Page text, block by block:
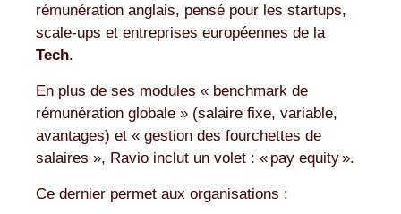
rémunération anglais, pensé pour les startups,
scale-ups et entreprises européennes de la
Tech.
En plus de ses modules « benchmark de
rémunération globale » (salaire fixe, variable,
avantages) et « gestion des fourchettes de
salaires », Ravio inclut un volet : « pay equity ».
Ce dernier permet aux organisations :